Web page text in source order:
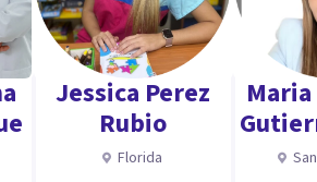
Jessica Perez
Rubio
Florida